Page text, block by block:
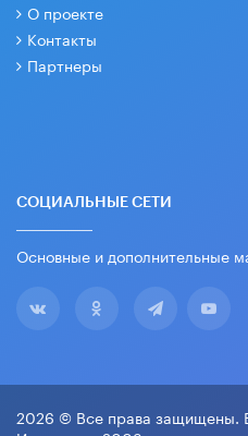
О проекте
Контакты
Партнеры
СОЦИАЛЬНЫЕ СЕТИ
Основные и дополнительные
2026 © Все права защищены.